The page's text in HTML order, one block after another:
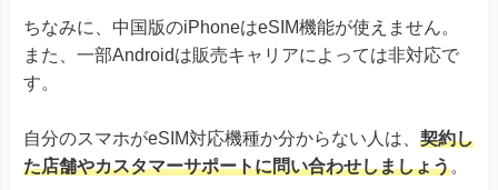
AQUOS sense8
AQUOS sense7シリーズ
AQUOS wishシリーズ
AQUOS zero6
Simple Sumaho6
ちなみに、中国版のiPhoneはeSIM機能が使えません。
また、一部Androidは販売キャリアによっては非対応で
す。
自分のスマホがeSIM対応機種か分からない人は、 契約し
た店舗やカスタマーサポートに問い合わせしましょう。